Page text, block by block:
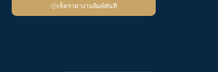
เช็คราคางานพิมพ์ทันที